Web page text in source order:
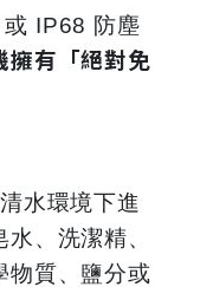
IP68 防塵
擁有「絕對免
水環境下進
、洗潔精、
物質、鹽分或